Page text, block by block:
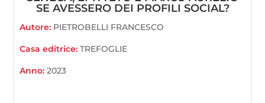
SE AVESSERO DEI PROFILI SOCIAL?
Autore: PIETROBELLI FRANCESCO
Casa editrice:TREFOGLIE
Anno:2023